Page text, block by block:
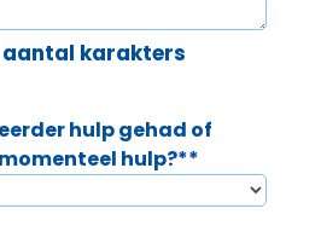
aantal karakters
hulp gehad of
hulp?**